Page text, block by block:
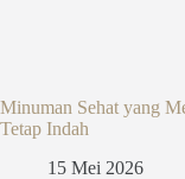
Minuman Sehat yang
Tetap Indah
15 Mei 2026